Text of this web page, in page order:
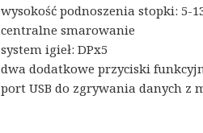
wysokość podnoszenia stopki: 5-
centralne smarowanie
system igieł: DPx5
dwa dodatkowe przyciski
port USB do zgrywania danych z